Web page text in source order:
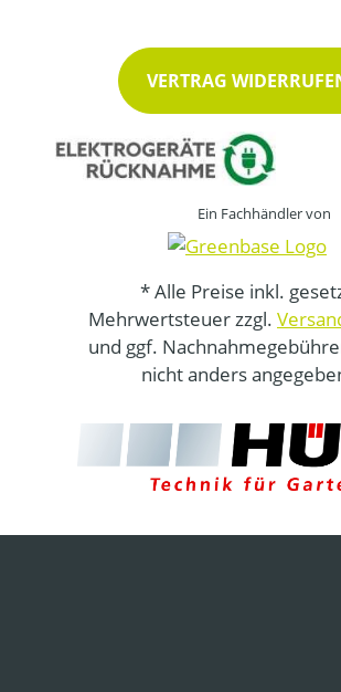
VERTRAG
Ein Fachhändler von
* Alle Preise inkl.
Mehrwertsteuer zzgl.
und ggf.
nicht anders